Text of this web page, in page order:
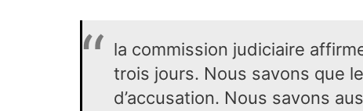
la commission judiciaire
trois jours. Nous savons que
d’accusation. Nous savons